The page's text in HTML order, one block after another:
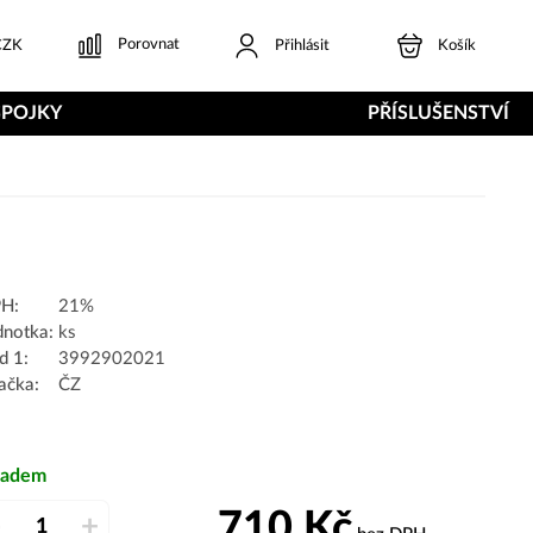
Porovnat Přihlásit Košík
PŘÍSLUŠENSTVÍ
21%
ks
1:
3992902021
ČZ
+